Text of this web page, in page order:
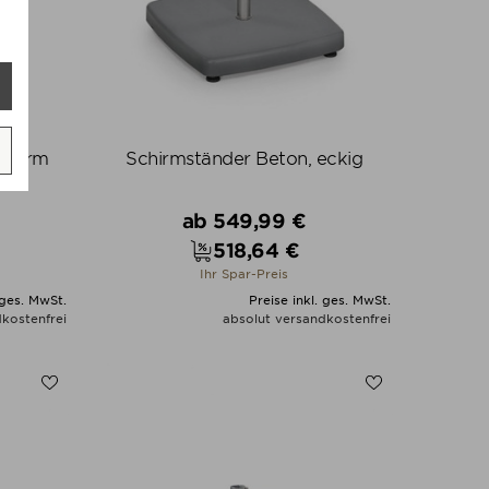
MwSt.
Schirmständer Beton, eckig
Verkaufspreis
ab 549,99 €
Preis
518,64 €
Ihr Spar-Preis
Preise inkl. ges. MwSt.
absolut versandkostenfrei